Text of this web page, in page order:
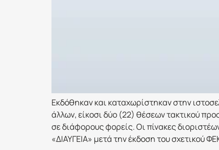
Εκδόθηκαν και καταχωρίστηκαν στην
άλλων, είκοσι δύο (22) θέσεων τακτικού
σε διάφορους φορείς. Οι πίνακες
«ΔΙΑΥΓΕΙΑ» μετά την έκδοση του σχετικού